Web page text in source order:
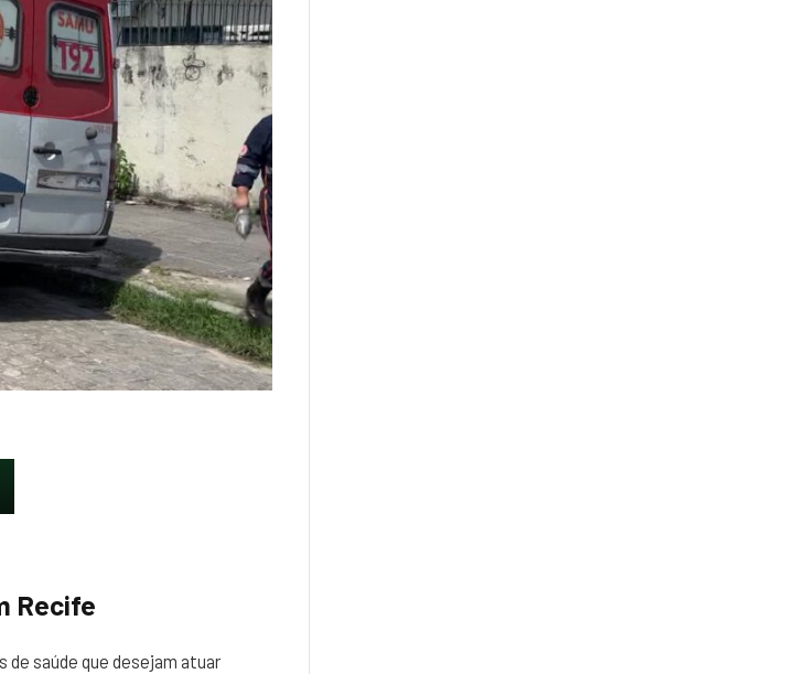
Recife
saúde que desejam atuar